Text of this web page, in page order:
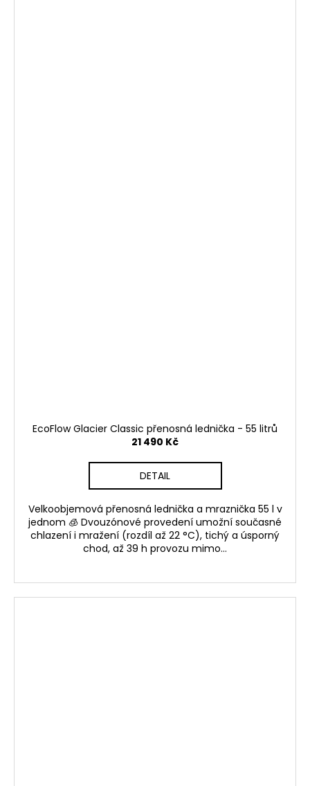
EcoFlow Glacier Classic přenosná lednička - 55 litrů
21 490 Kč
DETAIL
Velkoobjemová přenosná lednička a mraznička 55 l v
jednom 🧊 Dvouzónové provedení umožní současné
chlazení i mražení (rozdíl až 22 °C), tichý a úsporný
chod, až 39 h provozu mimo...